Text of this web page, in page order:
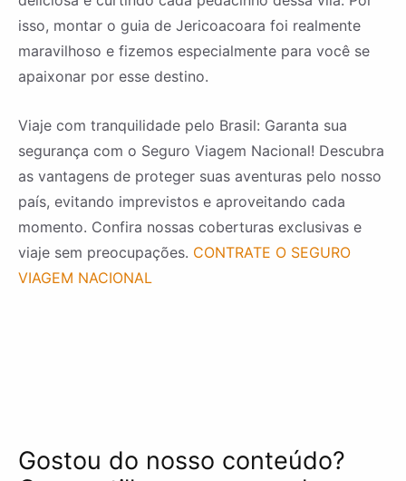
isso, montar o guia de Jericoacoara foi realmente
maravilhoso e fizemos especialmente para você se
apaixonar por esse destino.
Viaje com tranquilidade pelo Brasil: Garanta sua
segurança com o Seguro Viagem Nacional! Descubra
as vantagens de proteger suas aventuras pelo nosso
país, evitando imprevistos e aproveitando cada
momento. Confira nossas coberturas exclusivas e
viaje sem preocupações. CONTRATE O SEGURO
VIAGEM NACIONAL
Gostou do nosso conteúdo?